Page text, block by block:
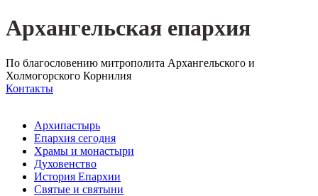
Архангельская епархия
По благословению митрополита Архангельского и
Холмогорского Корнилия
Контакты
Архипастырь
Епархия сегодня
Храмы и монастыри
Духовенство
История Епархии
Святые и святыни